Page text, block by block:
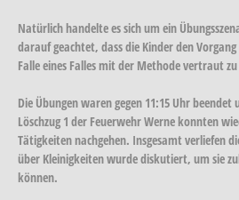
Natürlich handelte es sich um ein
darauf geachtet, dass die Kinder den
Falle eines Falles mit der Methode vertraut zu
Die Übungen waren gegen 11:15 Uhr
Löschzug 1 der Feuerwehr Werne konnten
Tätigkeiten nachgehen. Insgesamt verliefen
über Kleinigkeiten wurde diskutiert, um sie
können.